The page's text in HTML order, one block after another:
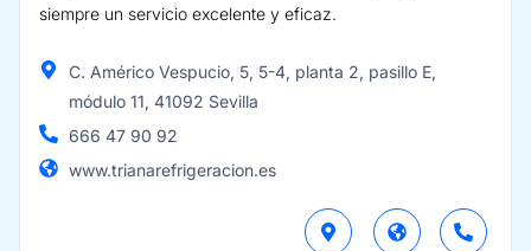
siempre un servicio excelente y eficaz.
C. Américo Vespucio, 5, 5-4, planta 2, pasillo E,
módulo 11, 41092 Sevilla
666 47 90 92
www.trianarefrigeracion.es